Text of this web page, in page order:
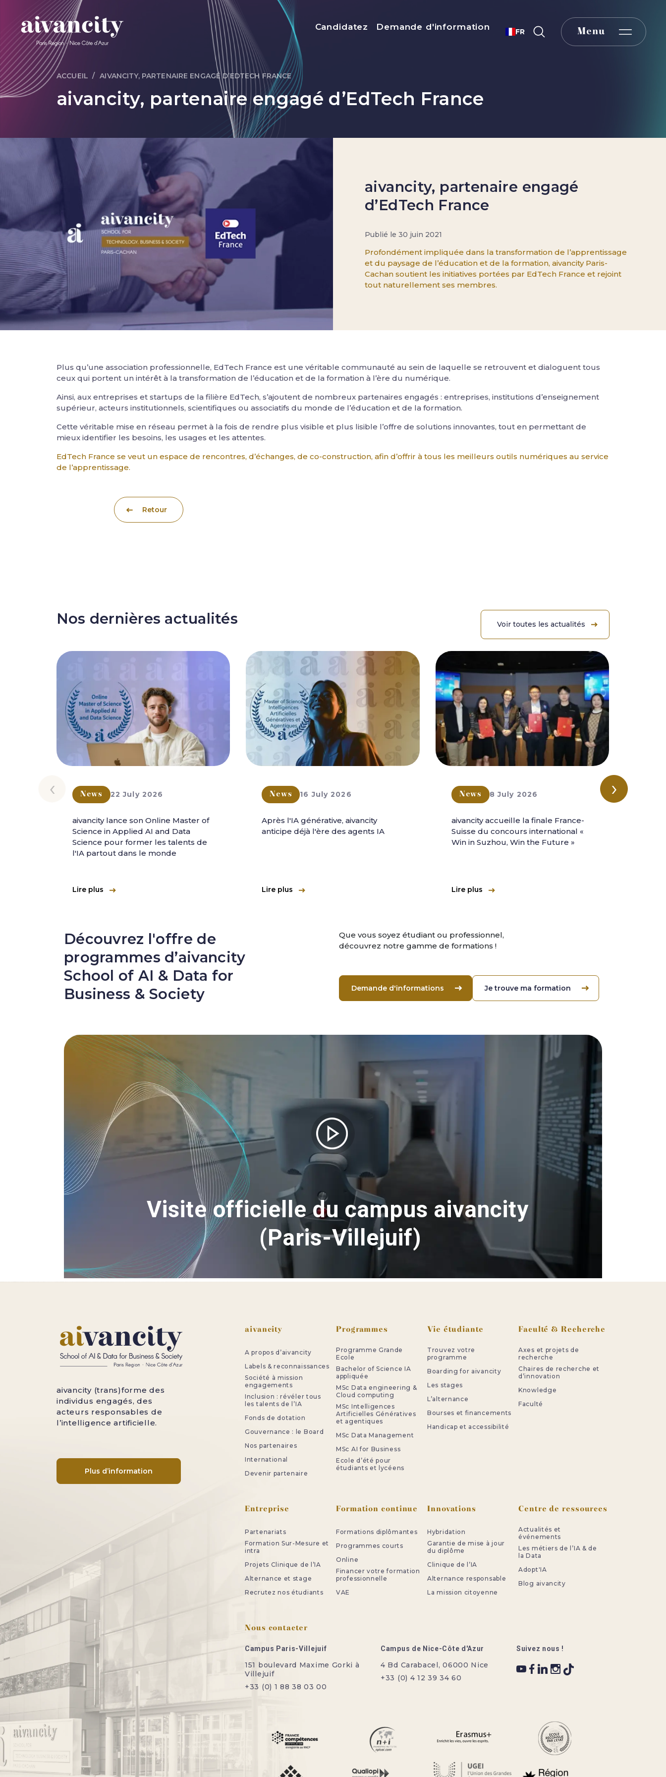
Aller au contenu principal
Menu top
Candidatez Demande d'information FR Menu
Fil d'Ariane
ACCUEIL AIVANCITY, PARTENAIRE ENGAGÉ D’EDTECH FRANCE
aivancity, partenaire engagé d’EdTech France
aivancity, partenaire engagé
d’EdTech France
Publié le 30 juin 2021
Profondément impliquée dans la transformation de l’apprentissage
et du paysage de l’éducation et de la formation, aivancity Paris-
Cachan soutient les initiatives portées par EdTech France et rejoint
tout naturellement ses membres.
Plus qu’une association professionnelle, EdTech France est une véritable communauté au sein de laquelle se retrouvent et dialoguent tous
ceux qui portent un intérêt à la transformation de l’éducation et de la formation à l’ère du numérique.
Ainsi, aux entreprises et startups de la filière EdTech, s’ajoutent de nombreux partenaires engagés : entreprises, institutions d’enseignement
supérieur, acteurs institutionnels, scientifiques ou associatifs du monde de l’éducation et de la formation.
Cette véritable mise en réseau permet à la fois de rendre plus visible et plus lisible l’offre de solutions innovantes, tout en permettant de
mieux identifier les besoins, les usages et les attentes.
EdTech France se veut un espace de rencontres, d’échanges, de co-construction, afin d’offrir à tous les meilleurs outils numériques au service
de l’apprentissage.
Retour
Nos dernières actualités
News 22 July 2026
aivancity lance son Online Master of
Science in Applied AI and Data
Science pour former les talents de
l'IA partout dans le monde
Lire plus
News 16 July 2026
Après l'IA générative, aivancity
anticipe déjà l'ère des agents IA
Lire plus
News 8 July 2026
aivancity accueille la finale France-
Suisse du concours international «
Win in Suzhou, Win the Future »
Lire plus
‹ ›
Voir toutes les actualités
Découvrez l'offre de
programmes d’aivancity
School of AI & Data for
Business & Society
Que vous soyez étudiant ou professionnel,
découvrez notre gamme de formations !
Demande d'informations Je trouve ma formation
Image
Visite officielle du campus aivancity
(Paris-Villejuif)
aivancity (trans)forme des
individus engagés, des
acteurs responsables de
l’intelligence artificielle.
Plus d’information
Pied de page
aivancity
A propos d’aivancity
Labels & reconnaissances
Société à mission
engagements
Inclusion : révéler tous
les talents de l’IA
Fonds de dotation
Gouvernance : le Board
Nos partenaires
International
Devenir partenaire
Programmes
Programme Grande
Ecole
Bachelor of Science IA
appliquée
MSc Data engineering &
Cloud computing
MSc Intelligences
Artificielles Génératives
et agentiques
MSc Data Management
MSc AI for Business
Ecole d’été pour
étudiants et lycéens
Vie étudiante
Trouvez votre
programme
Boarding for aivancity
Les stages
L’alternance
Bourses et financements
Handicap et accessibilité
Faculté & Recherche
Axes et projets de
recherche
Chaires de recherche et
d’innovation
Knowledge
Faculté
Entreprise
Partenariats
Formation Sur-Mesure et
intra
Projets Clinique de l’IA
Alternance et stage
Recrutez nos étudiants
Formation continue
Formations diplômantes
Programmes courts
Online
Financer votre formation
professionnelle
VAE
Innovations
Hybridation
Garantie de mise à jour
du diplôme
Clinique de l’IA
Alternance responsable
La mission citoyenne
Centre de ressources
Actualités et
événements
Les métiers de l’IA & de
la Data
Adopt'IA
Blog aivancity
Nous contacter
Campus Paris-Villejuif
151 boulevard Maxime Gorki à
Villejuif
+33 (0) 1 88 38 03 00
Campus de Nice-Côte d'Azur
4 Bd Carabacel, 06000 Nice
+33 (0) 4 12 39 34 60
Suivez nous !